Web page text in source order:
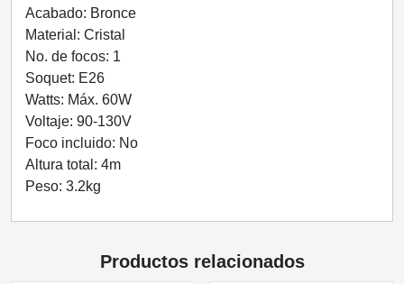
cantidad
Acabado: Bronce
Material: Cristal
No. de focos: 1
Soquet: E26
Watts: Máx. 60W
Voltaje: 90-130V
Foco incluido: No
Altura total: 4m
Peso: 3.2kg
Productos relacionados